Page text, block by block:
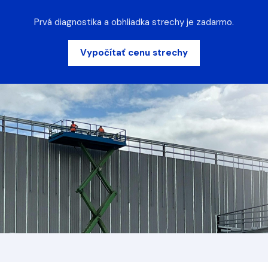
Prvá diagnostika a obhliadka strechy je zadarmo.
Vypočítať cenu strechy